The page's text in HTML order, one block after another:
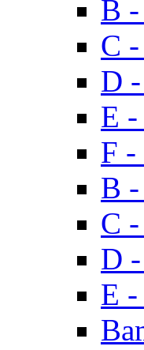
B -
C
D
E -
F -
B
C
D
E